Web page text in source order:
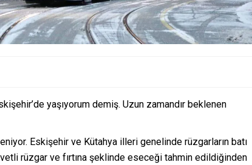
yaşıyorum demiş. Uzun zamandır beklenen
Eskişehir ve Kütahya illeri genelinde rüzgarların batı
rüzgar ve fırtına şeklinde eseceği tahmin edildiğinden